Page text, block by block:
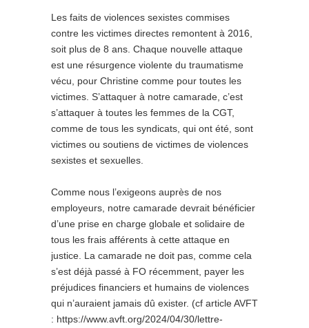
Les faits de violences sexistes commises
contre les victimes directes remontent à 2016,
soit plus de 8 ans. Chaque nouvelle attaque
est une résurgence violente du traumatisme
vécu, pour Christine comme pour toutes les
victimes. S’attaquer à notre camarade, c’est
s’attaquer à toutes les femmes de la CGT,
comme de tous les syndicats, qui ont été, sont
victimes ou soutiens de victimes de violences
sexistes et sexuelles.
Comme nous l’exigeons auprès de nos
employeurs, notre camarade devrait bénéficier
d’une prise en charge globale et solidaire de
tous les frais afférents à cette attaque en
justice. La camarade ne doit pas, comme cela
s’est déjà passé à FO récemment, payer les
préjudices financiers et humains de violences
qui n’auraient jamais dû exister. (cf article AVFT
: https://www.avft.org/2024/04/30/lettre-